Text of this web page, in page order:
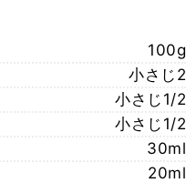
100g
小さじ2
小さじ1/2
小さじ1/2
30ml
20ml